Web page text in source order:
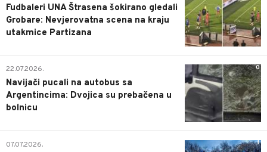
Fudbaleri UNA Štrasena šokirano gledali
Grobare: Nevjerovatna scena na kraju
utakmice Partizana
0
22.07.2026.
Navijači pucali na autobus sa
Argentincima: Dvojica su prebačena u
bolnicu
1
07.07.2026.